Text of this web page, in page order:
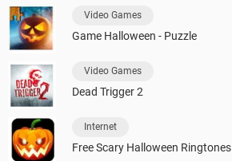
Video Games
Game Halloween - Puzzle
Video Games
Dead Trigger 2
Internet
Free Scary Halloween Ringtones